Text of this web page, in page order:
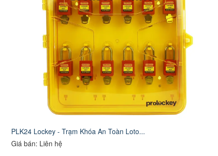
PLK24 Lockey - Trạm Khóa An Toàn Loto...
Giá bán: Liên hệ